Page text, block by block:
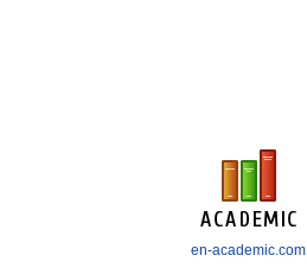
en-academic.com